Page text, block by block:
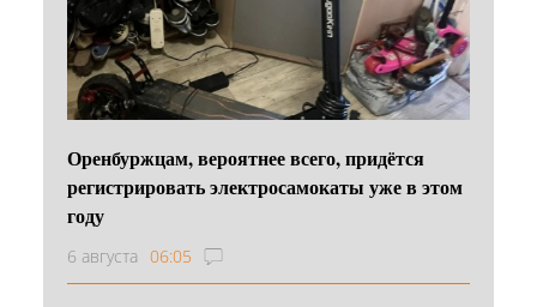
Оренбуржцам, вероятнее всего, придётся
регистрировать электросамокаты уже в этом
году
6 августа 06:05